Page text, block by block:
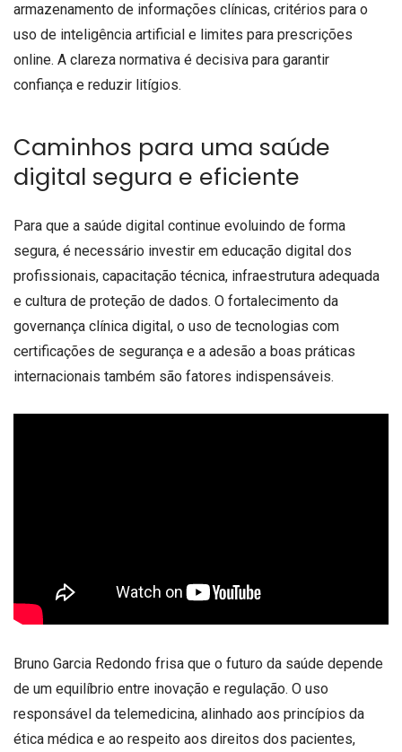
armazenamento de informações clínicas, critérios para o
uso de inteligência artificial e limites para prescrições
online. A clareza normativa é decisiva para garantir
confiança e reduzir litígios.
Caminhos para uma saúde
digital segura e eficiente
Para que a saúde digital continue evoluindo de forma
segura, é necessário investir em educação digital dos
profissionais, capacitação técnica, infraestrutura adequada
e cultura de proteção de dados. O fortalecimento da
governança clínica digital, o uso de tecnologias com
certificações de segurança e a adesão a boas práticas
internacionais também são fatores indispensáveis.
Bruno Garcia Redondo frisa que o futuro da saúde depende
de um equilíbrio entre inovação e regulação. O uso
responsável da telemedicina, alinhado aos princípios da
ética médica e ao respeito aos direitos dos pacientes,